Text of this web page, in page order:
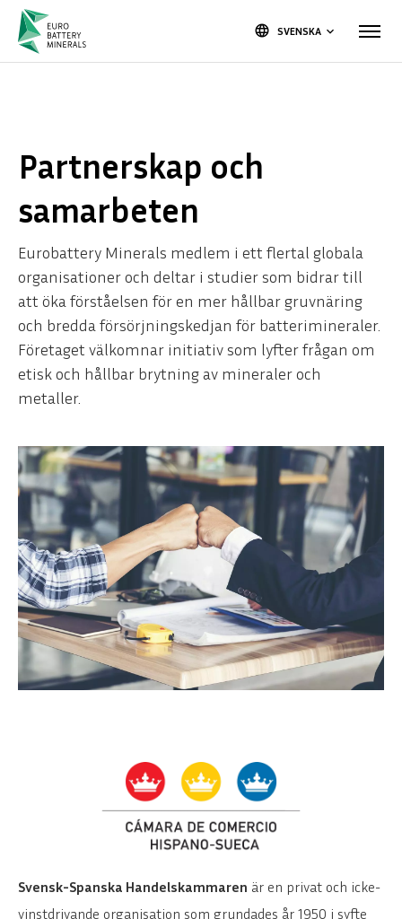
language SVENSKA keyboard_arrow_down
Partnerskap och
samarbeten
Eurobattery Minerals medlem i ett flertal globala
organisationer och deltar i studier som bidrar till
att öka förståelsen för en mer hållbar gruvnäring
och bredda försörjningskedjan för batterimineraler.
Företaget välkomnar initiativ som lyfter frågan om
etisk och hållbar brytning av mineraler och
metaller.
Svensk-Spanska Handelskammaren är en privat och icke-
vinstdrivande organisation som grundades år 1950 i syfte
Håll dig uppdaterad!
Spännande tider väntar.
Prenumerera på nyhetsbrevet och bli först att få
E-POST *
PRENUMERERA
NEJ TACK